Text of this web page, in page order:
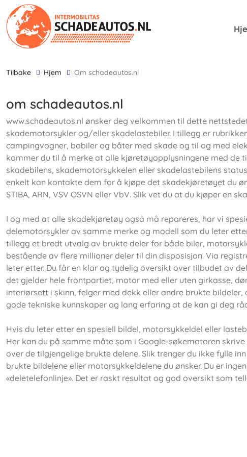
tilbake Hjem om schadeautos.nl
om schadeautos.nl
www.schadeautos.nl ønsker deg velkommen til dette
skademotorsykler og/eller skadelastebiler. I tillegg er
campingvogner, bobiler og båter med skade og til og med
kommer du til å merke at alle kjøretøyopplysningene med
skadebilens, skademotorsykkelen eller skadelastebilens
enkelt kan kontakte dem for å kjøpe det skadekjøretøyet du
STIBA, ARN, VSV OSVN eller VbV. Slik vet du at du kjøper en
I og med at alle skadekjøretøy også må repareres, har vi
delemotorsykler av samme merke og modell som du leter
tillegg et bredt utvalg av brukte deler for både biler,
bestående av flere millioner deler til din disposisjon. Via
leter etter. Du får en klar og tydelig oversikt over tilbudet av
det gjelder hele frontpartiet, motor med eller uten girkasse,
interiørsett i skinn, felger med dekk eller andre brukte
gode tekniske kunnskaper og lang erfaring at de kan gi deg
Hvis du leter etter en spesiell bildel, motorsykkeldel eller
Her kan du på samme måte som i Google-søkemotoren
over de tilgjengelige brukte delene. Slik trenger du ikke fylle
brukte bildelene eller motorsykkeldelene du ønsker. Du er
«deletelefonlinje». Det er raskt resultat og god oversikt som